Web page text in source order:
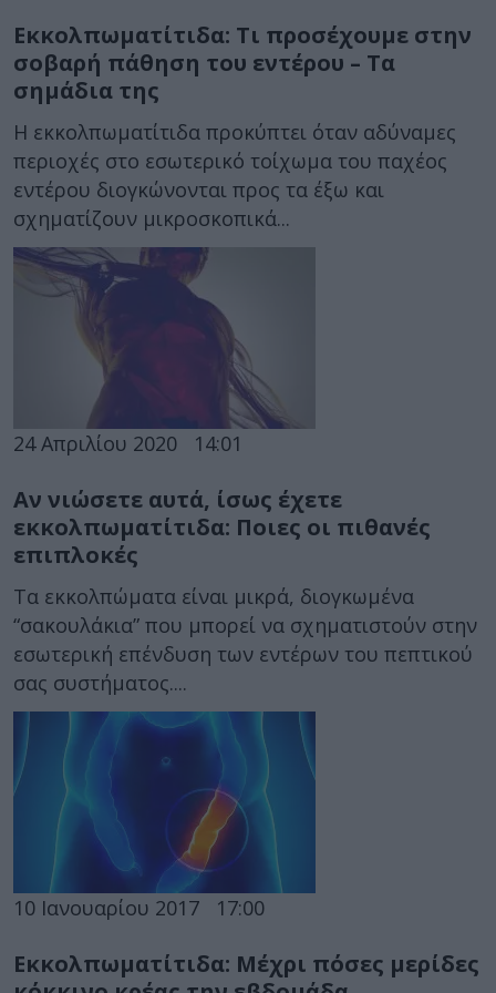
Εκκολπωματίτιδα: Τι προσέχουμε στην
σοβαρή πάθηση του εντέρου – Τα
σημάδια της
Η εκκολπωματίτιδα προκύπτει όταν αδύναμες
περιοχές στο εσωτερικό τοίχωμα του παχέος
εντέρου διογκώνονται προς τα έξω και
σχηματίζουν μικροσκοπικά...
24 Απριλίου 2020 14:01
Αν νιώσετε αυτά, ίσως έχετε
εκκολπωματίτιδα: Ποιες οι πιθανές
επιπλοκές
Τα εκκολπώματα είναι μικρά, διογκωμένα
“σακουλάκια” που μπορεί να σχηματιστούν στην
εσωτερική επένδυση των εντέρων του πεπτικού
σας συστήματος....
10 Ιανουαρίου 2017 17:00
Εκκολπωματίτιδα: Μέχρι πόσες μερίδες